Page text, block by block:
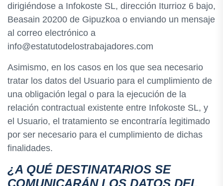
dirigiéndose a Infokoste SL, dirección Iturrioz 6 bajo,
Beasain 20200 de Gipuzkoa o enviando un mensaje
al correo electrónico a
info@estatutodelostrabajadores.com
Asimismo, en los casos en los que sea necesario
tratar los datos del Usuario para el cumplimiento de
una obligación legal o para la ejecución de la
relación contractual existente entre Infokoste SL, y
el Usuario, el tratamiento se encontraría legitimado
por ser necesario para el cumplimiento de dichas
finalidades.
¿A QUÉ DESTINATARIOS SE
COMUNICARÁN LOS DATOS DEL